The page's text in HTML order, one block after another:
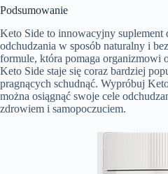
Podsumowanie
Keto Side to innowacyjny suplement
odchudzania w sposób naturalny i
formule, która pomaga organizmowi
Keto Side staje się coraz bardziej
pragnących schudnąć. Wypróbuj
można osiągnąć swoje cele
zdrowiem i samopoczuciem.